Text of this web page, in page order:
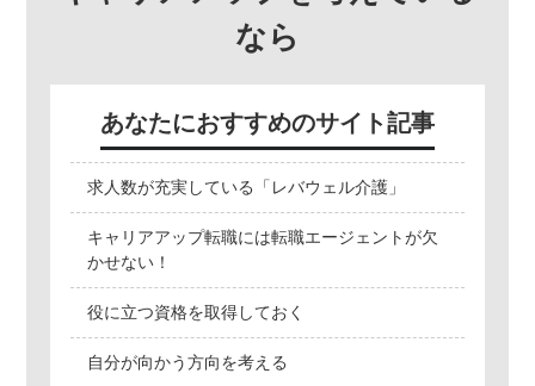
なら
あなたにおすすめのサイト記事
求人数が充実している「レバウェル介護」
キャリアアップ転職には転職エージェントが欠
かせない！
役に立つ資格を取得しておく
自分が向かう方向を考える